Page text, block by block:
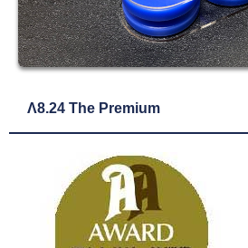
Λ8.24 The Premium